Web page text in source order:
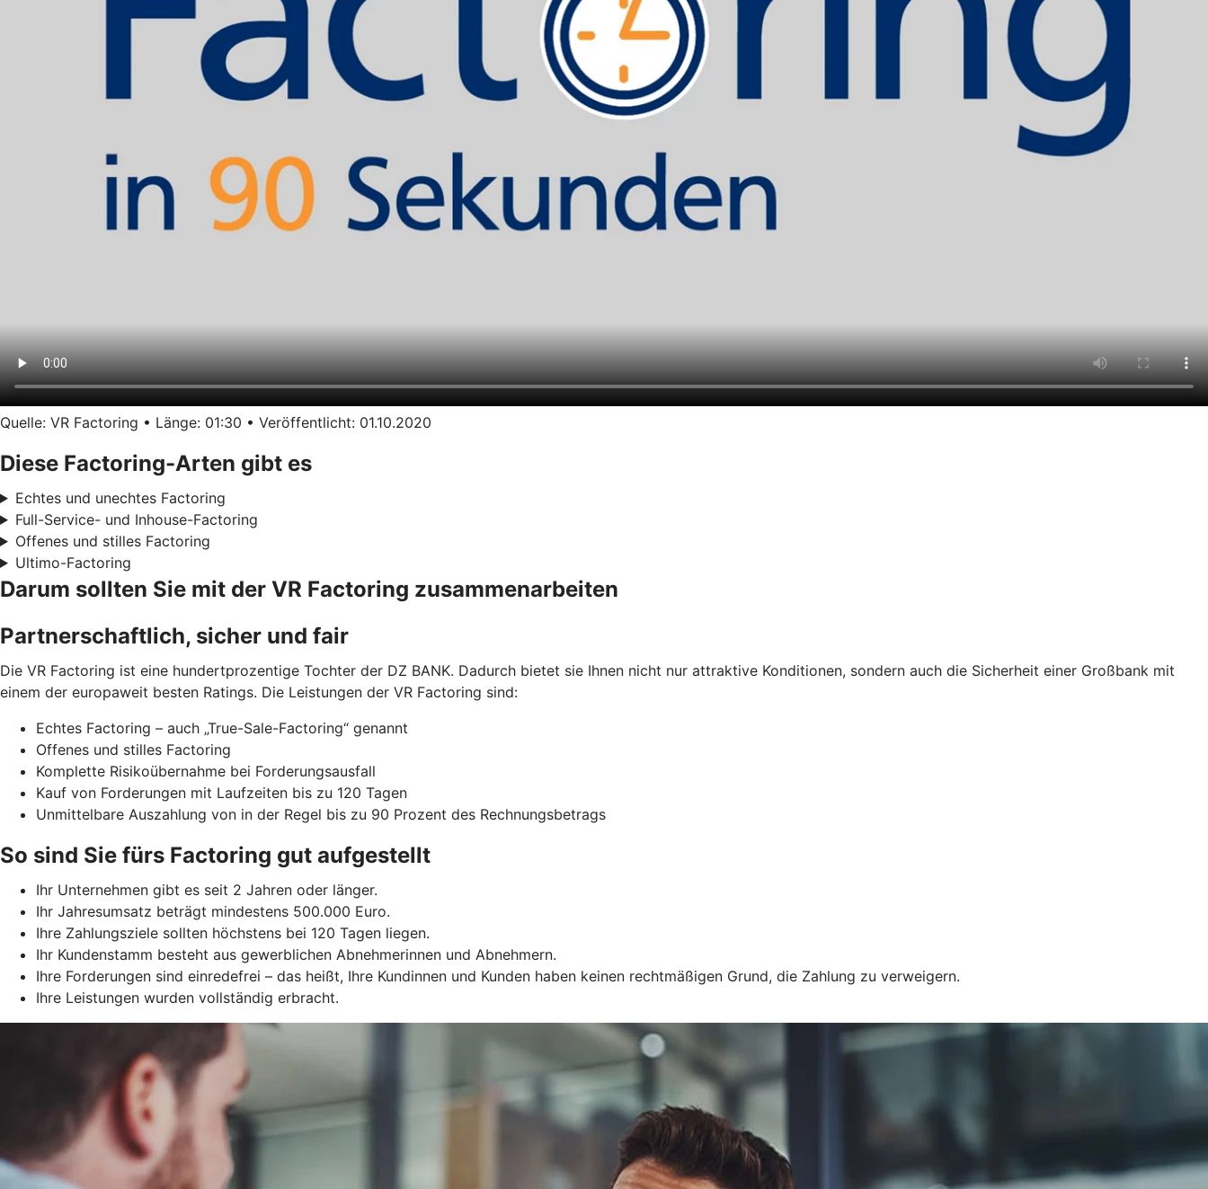
Quelle: VR Factoring • Länge: 01:30 • Veröffentlicht: 01.10.2020
Diese Factoring-Arten gibt es
Echtes und unechtes Factoring
Full-Service- und Inhouse-Factoring
Offenes und stilles Factoring
Ultimo-Factoring
Darum sollten Sie mit der VR Factoring zusammenarbeiten
Partnerschaftlich, sicher und fair
Die VR Factoring ist eine hundertprozentige Tochter der DZ BANK. Dadurch bietet sie Ihnen nicht nur attraktive Konditionen, sondern auch die Sicherheit einer Großbank mit
einem der europaweit besten Ratings. Die Leistungen der VR Factoring sind:
Echtes Factoring – auch „True-Sale-Factoring“ genannt
Offenes und stilles Factoring
Komplette Risikoübernahme bei Forderungsausfall
Kauf von Forderungen mit Laufzeiten bis zu 120 Tagen
Unmittelbare Auszahlung von in der Regel bis zu 90 Prozent des Rechnungsbetrags
So sind Sie fürs Factoring gut aufgestellt
Ihr Unternehmen gibt es seit 2 Jahren oder länger.
Ihr Jahresumsatz beträgt mindestens 500.000 Euro.
Ihre Zahlungsziele sollten höchstens bei 120 Tagen liegen.
Ihr Kundenstamm besteht aus gewerblichen Abnehmerinnen und Abnehmern.
Ihre Forderungen sind einredefrei – das heißt, Ihre Kundinnen und Kunden haben keinen rechtmäßigen Grund, die Zahlung zu verweigern.
Ihre Leistungen wurden vollständig erbracht.